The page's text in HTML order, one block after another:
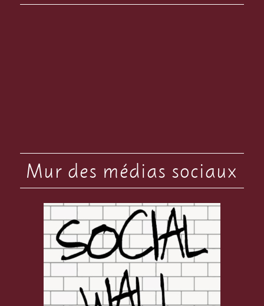
Mur des médias sociaux